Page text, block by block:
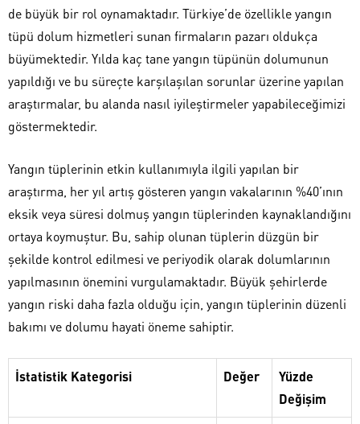
de büyük bir rol oynamaktadır. Türkiye’de özellikle yangın
tüpü dolum hizmetleri sunan firmaların pazarı oldukça
büyümektedir. Yılda kaç tane yangın tüpünün dolumunun
yapıldığı ve bu süreçte karşılaşılan sorunlar üzerine yapılan
araştırmalar, bu alanda nasıl iyileştirmeler yapabileceğimizi
göstermektedir.
Yangın tüplerinin etkin kullanımıyla ilgili yapılan bir
araştırma, her yıl artış gösteren yangın vakalarının %40’ının
eksik veya süresi dolmuş yangın tüplerinden kaynaklandığını
ortaya koymuştur. Bu, sahip olunan tüplerin düzgün bir
şekilde kontrol edilmesi ve periyodik olarak dolumlarının
yapılmasının önemini vurgulamaktadır. Büyük şehirlerde
yangın riski daha fazla olduğu için, yangın tüplerinin düzenli
bakımı ve dolumu hayati öneme sahiptir.
İstatistik Kategorisi Değer
Yüzde
Değişim